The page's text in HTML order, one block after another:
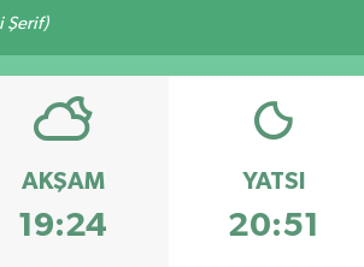
Şerif)
AKŞAM
19:24
YATSI
20:51